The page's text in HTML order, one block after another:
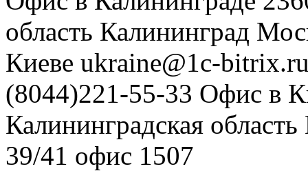
область Калининград
Киеве ukraine@1c-
(8044)221-55-33 Офис в
Калининградская область
39/41 офис 1507